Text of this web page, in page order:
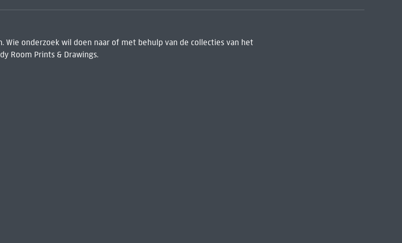
onderzoek wil doen naar of met behulp van de collecties van het
Room Prints & Drawings.